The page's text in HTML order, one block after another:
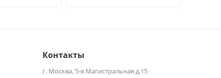
Контакты
г. Москва, 5-я Магистральная д.15